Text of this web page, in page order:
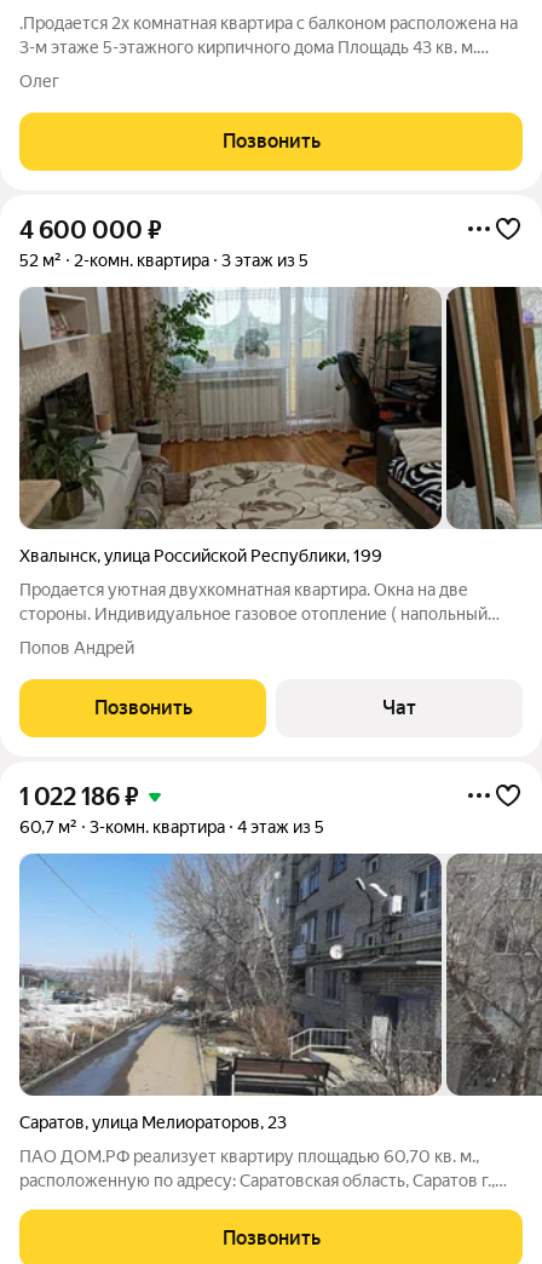
.Продается 2х комнатная квартира с балконом расположена на
3-м этаже 5-этажного кирпичного дома Площадь 43 кв. м.
Комнаты изолированные. Совмещенный санузел Горячая вода
двор. Рядом есть
Олег
Позвонить
4 600 000 ₽
52 м² 2-комн. квартира 3 этаж из 5
Хвалынск,улица Российской Республики,199
Продается уютная двухкомнатная квартира. Окна на две
стороны. Индивидуальное газовое отопление ( напольный
газовый котел). Два застекленных балкона, два кондиционера.
Санузел раздельный. Состояние хорошее, заходи и живи.
Звоните, пишите. Торг уместен.
Попов Андрей
Позвонить Чат
1 022 186₽
60,7 м² 3-комн. квартира 4 этаж из 5
Саратов,улица Мелиораторов, 23
ПАО ДОМ.РФ реализует квартиру площадью 60,70 кв. м.,
расположенную по адресу: Саратовская область, Саратов г.,
(юридическое лицо). Кадастровый номер объекта
недвижимости: 64:48:000000:124189
Позвонить